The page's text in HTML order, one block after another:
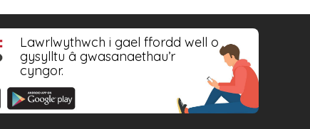
Lawrlwythwch i gael ffordd well o
gysylltu â gwasanaethau’r
cyngor.